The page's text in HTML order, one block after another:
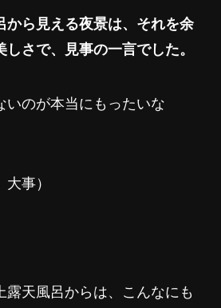
から見える夜景は、それを余
さで、見事の一言でした。
いのが本当にもったいな
事）
露天風呂からは、こんなにも